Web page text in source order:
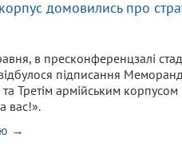
домовились про
в пресконференцзалі
підписання
Третім армійським корпусом
вас!».
→